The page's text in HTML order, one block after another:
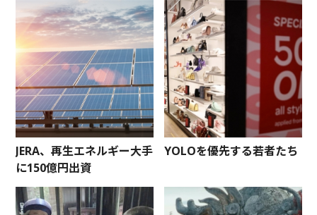
JERA、再生エネルギー大手
に150億円出資
YOLOを優先する若者たち